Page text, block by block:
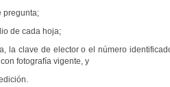
pregunta;
de cada hoja;
clave de elector o el número
fotografía vigente, y